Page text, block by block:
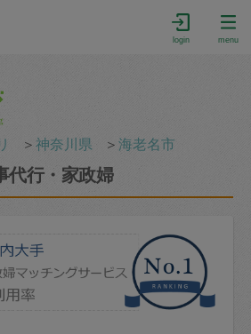
login menu
＞神奈川県 ＞海老名市
代行・家政婦